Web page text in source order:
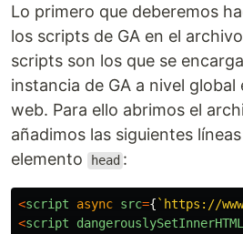
Lo primero que deberemos
los scripts de GA en el archivo
scripts son los que se
instancia de GA a nivel
web. Para ello abrimos el
añadimos las siguientes
elemento
head :
<script async src={ `https://
<script dangerouslySetInnerHTML